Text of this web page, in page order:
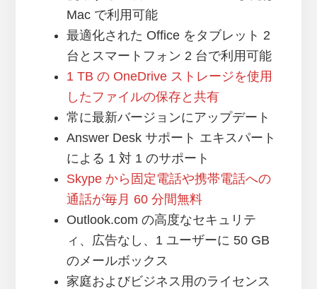
Mac で利用可能
最適化された Office をタブレット 2
台とスマートフォン 2 台で利用可能
1 TB の OneDrive ストレージを使用
したファイルの保存と共有
常に最新バージョンにアップデート
Answer Desk サポート エキスパート
による 1 対 1 のサポート
Skype から固定電話や携帯電話への
通話が毎月 60 分間無料
Outlook.com の高度なセキュリテ
ィ、広告なし、1 ユーザーに 50 GB
のメールボックス
家庭およびビジネス用のライセンス